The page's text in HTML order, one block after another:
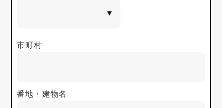
市町村
番地・建物名